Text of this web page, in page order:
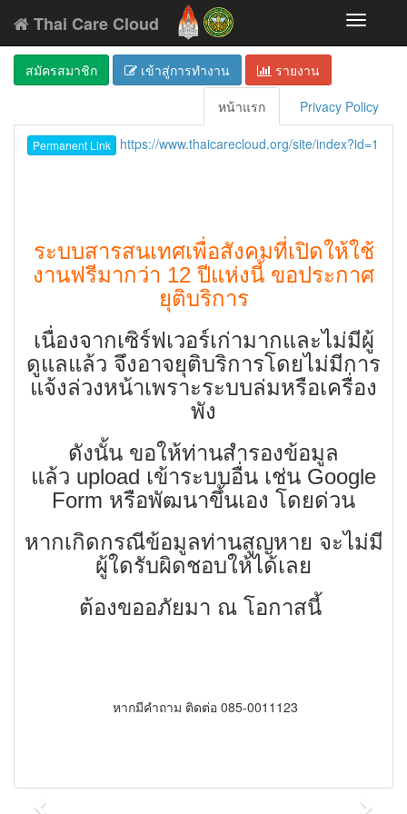
Toggle
Thai Care Cloud
สมัครสมาชิก เข้าสู่การทำงาน
รายงาน
หน้าแรก
Privacy Policy
Permanent Link https://www.thaicarecloud.org/site/index?id=1
ระบบสารสนเทศเพื่อสังคมที่เปิดให้ใช้
งานฟรีมากว่า 12 ปีแห่งนี้ ขอประกาศ
ยุติบริการ
เนื่องจากเซิร์ฟเวอร์เก่ามากและไม่มีผู้
ดูแลแล้ว จึงอาจยุติบริการโดยไม่มีการ
แจ้งล่วงหน้าเพราะระบบล่มหรือเครื่อง
พัง
ดังนั้น ขอให้ท่านสำรองข้อมูล
แล้ว upload เข้าระบบอื่น เช่น Google
Form หรือพัฒนาขึ้นเอง โดยด่วน
หากเกิดกรณีข้อมูลท่านสูญหาย จะไม่มี
ผู้ใดรับผิดชอบให้ได้เลย
ต้องขออภัยมา ณ โอกาสนี้
หากมีคำถาม ติดต่อ 085-0011123